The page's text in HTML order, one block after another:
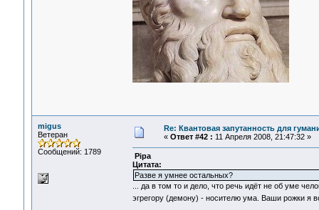
migus
Ветеран
Сообщений: 1789
Re: Квантовая запутанность для
« Ответ #42 : 11 Апреля 2008, 21:47:32 »
Pipa
Цитата:
Разве я умнее остальных?
... да в том то и дело, что речь идёт не об уме
эгрегору (демону) - носителю ума. Ваши рожки я